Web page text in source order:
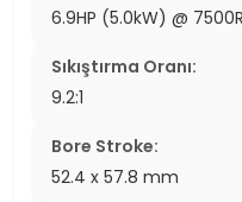
6.9HP (5.0kW) @
Sıkıştırma Oranı:
9.2:1
Bore Stroke:
52.4 x 57.8 mm